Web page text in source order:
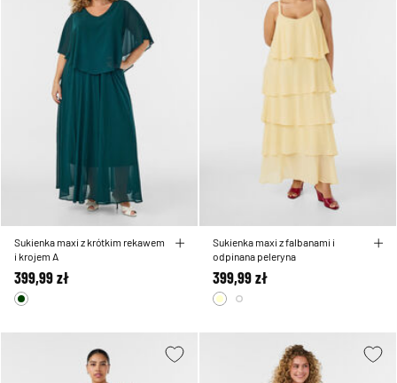
Sukienka maxi z krótkim rekawem
i krojem A
399,99 zł
Sukienka maxi z falbanami i
odpinana peleryna
399,99 zł